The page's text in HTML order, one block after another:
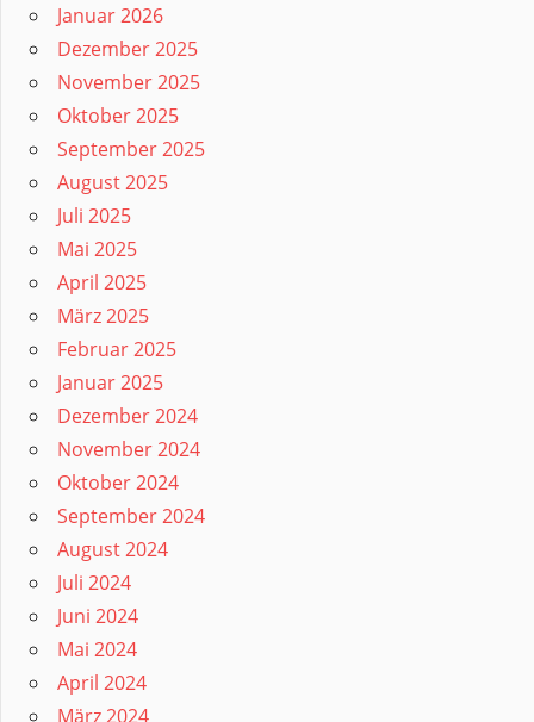
Januar 2026
Dezember 2025
November 2025
Oktober 2025
September 2025
August 2025
Juli 2025
Mai 2025
April 2025
März 2025
Februar 2025
Januar 2025
Dezember 2024
November 2024
Oktober 2024
September 2024
August 2024
Juli 2024
Juni 2024
Mai 2024
April 2024
März 2024